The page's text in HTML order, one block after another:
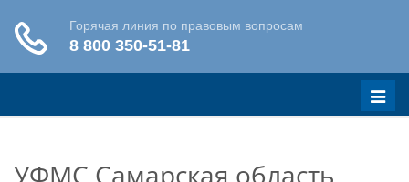
Меню
УФМС Самарская область,